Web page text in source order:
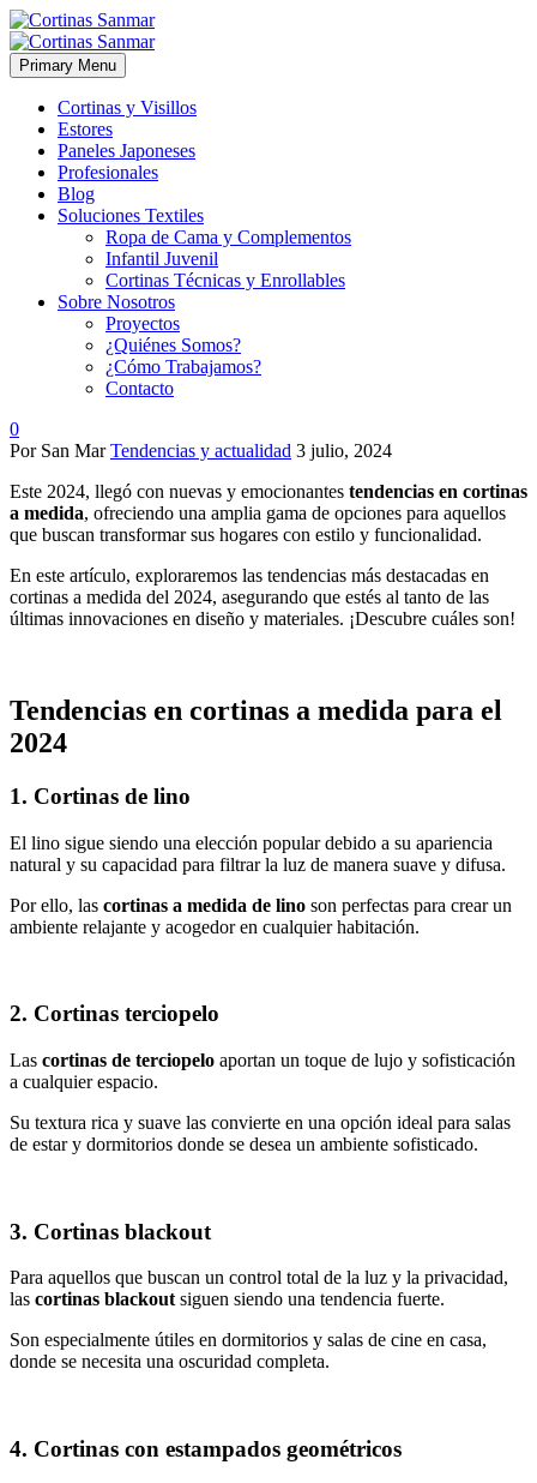
Primary Menu
Cortinas y Visillos
Estores
Paneles Japoneses
Profesionales
Blog
Soluciones Textiles
Ropa de Cama y Complementos
Infantil Juvenil
Cortinas Técnicas y Enrollables
Sobre Nosotros
Proyectos
¿Quiénes Somos?
¿Cómo Trabajamos?
Contacto
0
Por San Mar Tendencias y actualidad 3 julio, 2024
Este 2024, llegó con nuevas y emocionantes tendencias en cortinas
a medida, ofreciendo una amplia gama de opciones para aquellos
que buscan transformar sus hogares con estilo y funcionalidad.
En este artículo, exploraremos las tendencias más destacadas en
cortinas a medida del 2024, asegurando que estés al tanto de las
últimas innovaciones en diseño y materiales. ¡Descubre cuáles son!
Tendencias en cortinas a medida para el
2024
1. Cortinas de lino
El lino sigue siendo una elección popular debido a su apariencia
natural y su capacidad para filtrar la luz de manera suave y difusa.
Por ello, las cortinas a medida de lino son perfectas para crear un
ambiente relajante y acogedor en cualquier habitación.
2. Cortinas terciopelo
Las cortinas de terciopelo aportan un toque de lujo y sofisticación
a cualquier espacio.
Su textura rica y suave las convierte en una opción ideal para salas
de estar y dormitorios donde se desea un ambiente sofisticado.
3. Cortinas blackout
Para aquellos que buscan un control total de la luz y la privacidad,
las cortinas blackoutsiguen siendo una tendencia fuerte.
Son especialmente útiles en dormitorios y salas de cine en casa,
donde se necesita una oscuridad completa.
4. Cortinas con estampados geométricos